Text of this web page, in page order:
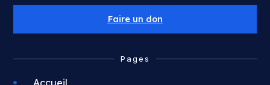
Faire un don
Pages